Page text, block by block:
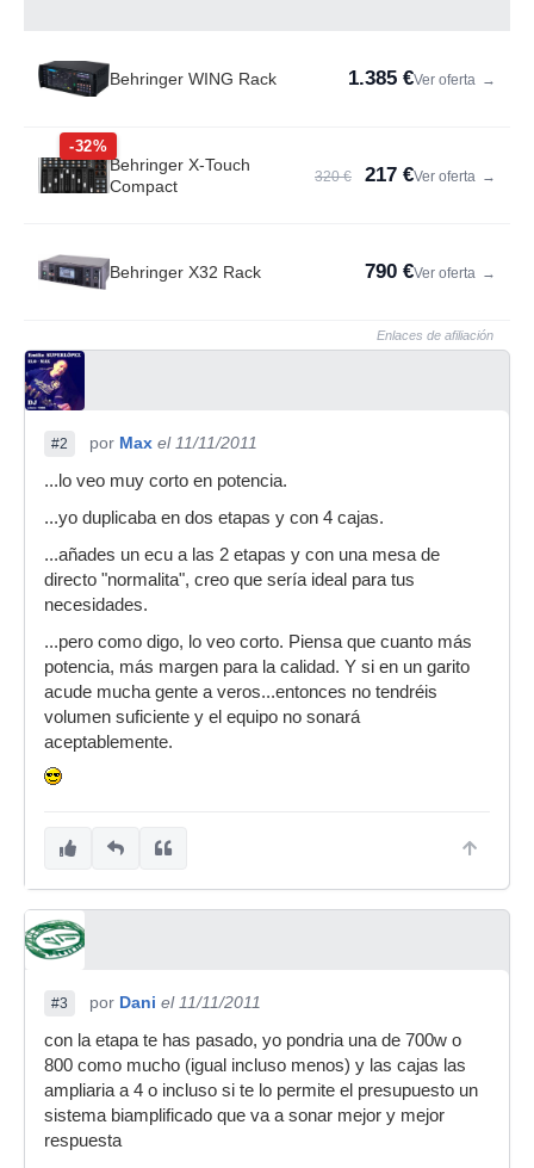
Behringer WING Rack 1.385 €Ver oferta →
-32%
Behringer X-Touch
Compact
320 € 217 €Ver oferta →
Behringer X32 Rack 790 €Ver oferta →
Enlaces de afiliación
#2 por Max el 11/11/2011
...lo veo muy corto en potencia.
...yo duplicaba en dos etapas y con 4 cajas.
...añades un ecu a las 2 etapas y con una mesa de
directo "normalita", creo que sería ideal para tus
necesidades.
...pero como digo, lo veo corto. Piensa que cuanto más
potencia, más margen para la calidad. Y si en un garito
acude mucha gente a veros...entonces no tendréis
volumen suficiente y el equipo no sonará
aceptablemente.
#3 por Dani el 11/11/2011
con la etapa te has pasado, yo pondria una de 700w o
800 como mucho (igual incluso menos) y las cajas las
ampliaria a 4 o incluso si te lo permite el presupuesto un
sistema biamplificado que va a sonar mejor y mejor
respuesta